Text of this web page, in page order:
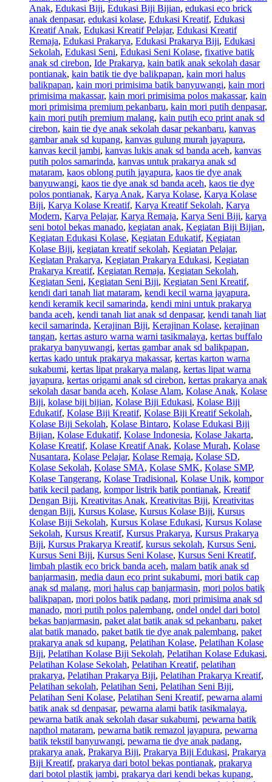
Anak, Edukasi Biji, Edukasi Biji Bijian, edukasi eco brick
anak denpasar, edukasi kolase, Edukasi Kreatif, Edukasi
Kreatif Anak, Edukasi Kreatif Pelajar, Edukasi Kreatif
Remaja, Edukasi Prakarya, Edukasi Prakarya Biji, Edukasi
Sekolah, Edukasi Seni, Edukasi Seni Kolase, fixative batik
anak sd cirebon, Ide Prakarya, kain batik anak sekolah dasar
pontianak, kain batik tie dye balikpapan, kain mori halus
balikpapan, kain mori primisima batik banyuwangi, kain mori
primisima makassar, kain mori primisima polos makassar, kain
mori primisima premium pekanbaru, kain mori putih denpasar,
kain mori putih premium malang, kain putih eco print anak sd
cirebon, kain tie dye anak sekolah dasar pekanbaru, kanvas
gambar anak sd kupang, kanvas gulung murah jayapura,
kanvas kecil jambi, kanvas lukis anak sd banda aceh, kanvas
putih polos samarinda, kanvas untuk prakarya anak sd
mataram, kaos oblong putih jayapura, kaos tie dye anak
banyuwangi, kaos tie dye anak sd banda aceh, kaos tie dye
polos pontianak, Karya Anak, Karya Kolase, Karya Kolase
Biji, Karya Kolase Kreatif, Karya Kreatif Sekolah, Karya
Modern, Karya Pelajar, Karya Remaja, Karya Seni Biji, karya
seni botol bekas manado, kegiatan anak, Kegiatan Biji Bijian,
Kegiatan Edukasi Kolase, Kegiatan Edukatif, Kegiatan
Kolase Biji, kegiatan kreatif sekolah, Kegiatan Pelajar,
Kegiatan Prakarya, Kegiatan Prakarya Edukasi, Kegiatan
Prakarya Kreatif, Kegiatan Remaja, Kegiatan Sekolah,
Kegiatan Seni, Kegiatan Seni Biji, Kegiatan Seni Kreatif,
kendi dari tanah liat mataram, kendi kecil warna jayapura,
kendi keramik kecil samarinda, kendi mini untuk prakarya
banda aceh, kendi tanah liat anak sd denpasar, kendi tanah liat
kecil samarinda, Kerajinan Biji, Kerajinan Kolase, kerajinan
tangan, kertas asturo warna warni tasikmalaya, kertas buffalo
prakarya banyuwangi, kertas gambar anak sd balikpapan,
kertas kado untuk prakarya makassar, kertas karton warna
sukabumi, kertas lipat prakarya malang, kertas lipat warna
jayapura, kertas origami anak sd cirebon, kertas prakarya anak
sekolah dasar banda aceh, Kolase Alam, Kolase Anak, Kolase
Biji, kolase biji bijian, Kolase Biji Edukasi, Kolase Biji
Edukatif, Kolase Biji Kreatif, Kolase Biji Kreatif Sekolah,
Kolase Biji Sekolah, Kolase Bintaro, Kolase Edukasi Biji
Bijian, Kolase Edukatif, Kolase Indonesia, Kolase Jakarta,
Kolase Kreatif, Kolase Kreatif Anak, Kolase Murah, Kolase
Nusantara, Kolase Pelajar, Kolase Remaja, Kolase SD,
Kolase Sekolah, Kolase SMA, Kolase SMK, Kolase SMP,
Kolase Tangerang, Kolase Tradisional, Kolase Unik, kompor
batik kecil padang, kompor listrik batik pontianak, Kreatif
Dengan Biji, Kreativitas Anak, Kreativitas Biji, Kreativitas
dengan Biji, Kursus Kolase, Kursus Kolase Biji, Kursus
Kolase Biji Sekolah, Kursus Kolase Edukasi, Kursus Kolase
Sekolah, Kursus Kreatif, Kursus Prakarya, Kursus Prakarya
Biji, Kursus Prakarya Kreatif, kursus sekolah, Kursus Seni,
Kursus Seni Biji, Kursus Seni Kolase, Kursus Seni Kreatif,
limbah plastik eco brick banda aceh, malam batik anak sd
banjarmasin, media daun eco print sukabumi, mori batik cap
anak sd malang, mori halus cap banjarmasin, mori polos batik
balikpapan, mori polos batik padang, mori primisima anak sd
manado, mori putih polos palembang, ondel ondel dari botol
bekas banjarmasin, paket alat batik anak sd pekanbaru, paket
alat batik manado, paket batik tie dye anak palembang, paket
prakarya anak sd kupang, Pelatihan Kolase, Pelatihan Kolase
Biji, Pelatihan Kolase Biji Sekolah, Pelatihan Kolase Edukasi,
Pelatihan Kolase Sekolah, Pelatihan Kreatif, pelatihan
prakarya, Pelatihan Prakarya Biji, Pelatihan Prakarya Kreatif,
Pelatihan sekolah, Pelatihan Seni, Pelatihan Seni Biji,
Pelatihan Seni Kolase, Pelatihan Seni Kreatif, pewarna alami
batik anak sd denpasar, pewarna alami batik tasikmalaya,
pewarna batik anak sekolah dasar sukabumi, pewarna batik
napthol mataram, pewarna batik remazol jayapura, pewarna
batik tekstil banyuwangi, pewarna tie dye anak padang,
prakarya anak, Prakarya Biji, Prakarya Biji Edukasi, Prakarya
Biji Kreatif, prakarya dari botol bekas pontianak, prakarya
dari botol plastik jambi, prakarya dari kendi bekas kupang,